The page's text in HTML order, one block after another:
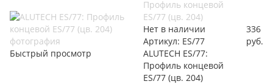
Быстрый просмотр
Профиль концевой
ES/77 (цв. 204)
Нет в наличии
Артикул: ES/77
ALUTECH ES/77:
Профиль концевой
ES/77 (цв. 204)
336
руб.